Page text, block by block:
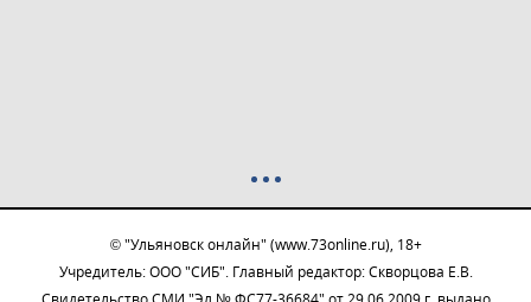
© "Ульяновск онлайн" (www.73online.ru), 18+
Учредитель: ООО "СИБ". Главный редактор: Скворцова Е.В.